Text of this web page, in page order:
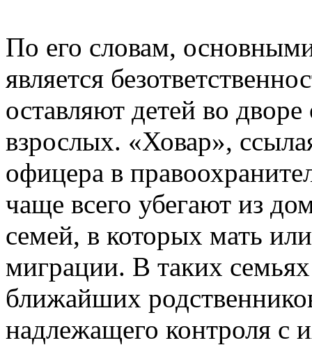
По его словам,
является
оставляют детей во
взрослых. «Ховар»,
офицера в
чаще всего убегают из
семей, в которых мать
миграции. В таких
ближайших
надлежащего контроля с